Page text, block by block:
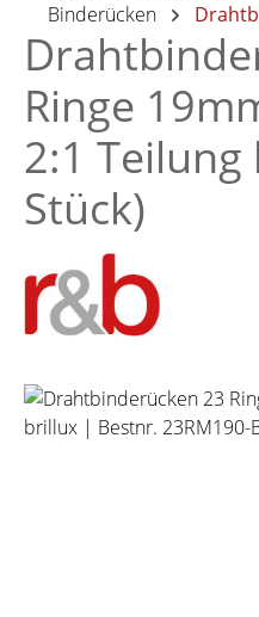
Binderücken
Ringe
2:1
Stück)
Bildergalerie überspringen